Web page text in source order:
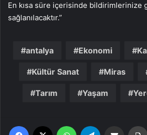
En kısa süre içerisinde bildirimlerinize
sağlanılacaktır.”
antalya Ekonomi
Kültür Sanat Miras
Tarım Yaşam
Facebook WhatsApp Email'den paylaş